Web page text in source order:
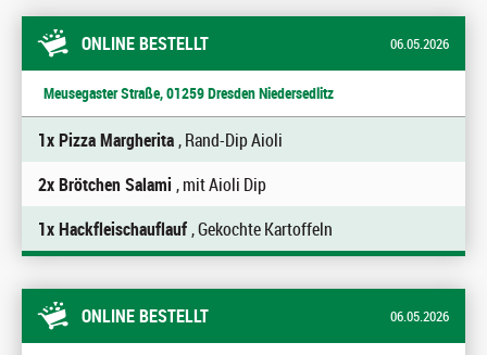
ONLINE BESTELLT 06.05.2026
Meusegaster Straße, 01259 Dresden Niedersedlitz
1x Pizza Margherita, Rand-Dip Aioli
2x Brötchen Salami , mit Aioli Dip
1x Hackfleischauflauf, Gekochte Kartoffeln
ONLINE BESTELLT 06.05.2026